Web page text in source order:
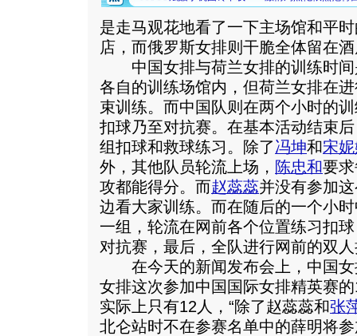
是走马观花地看了一下主场馆和平
店，而俄罗斯女排则干脆全体留在
中国女排与荷兰女排的训练时间
各自的训练场馆内，但荷兰女排在
束训练。而中国队则在两个小时的
扣球乃至对抗赛。在基本活动结束
组扣球和救球练习。除了冯坤和宋
外，其他队员轮流上场， 陈忠和要
攻都能得分。而赵蕊蕊并没有参加
边看大家训练。而在随后的一个小
一组，轮流在网前各个位置练习扣
对抗赛，最后，全队进行网前的双
在今天的新闻发布会上，中国女
女排这次参加中国国际女排精英赛
实际上只有12人，“除了赵蕊蕊和张
北仑站时不在参赛名单中的薛明将